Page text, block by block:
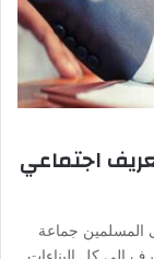
اجتماعي
المسلمين جماعة
إلى كل البناءات